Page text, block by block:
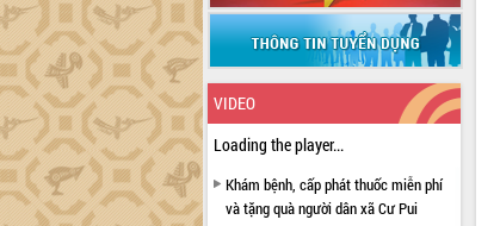
VIDEO
Loading the player...
Khám bệnh, cấp phát thuốc miễn phí
và tặng quà người dân xã Cư Pui